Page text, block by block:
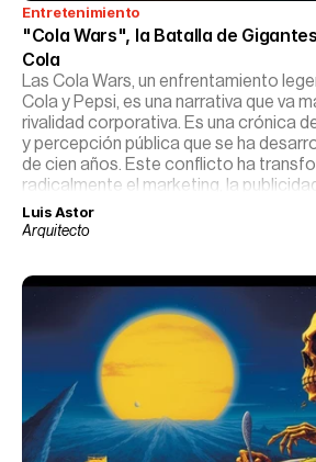
Entretenimiento
"Cola Wars", la Batalla de
Cola
Las Cola Wars, un enfrentamiento
Cola y Pepsi, es una narrativa que va
rivalidad corporativa. Es una crónica
y percepción pública que se ha
de cien años. Este conflicto ha
radicalmente el marketing, la
huella indeleble en la cultura popular.
Luis Astor
Arquitecto